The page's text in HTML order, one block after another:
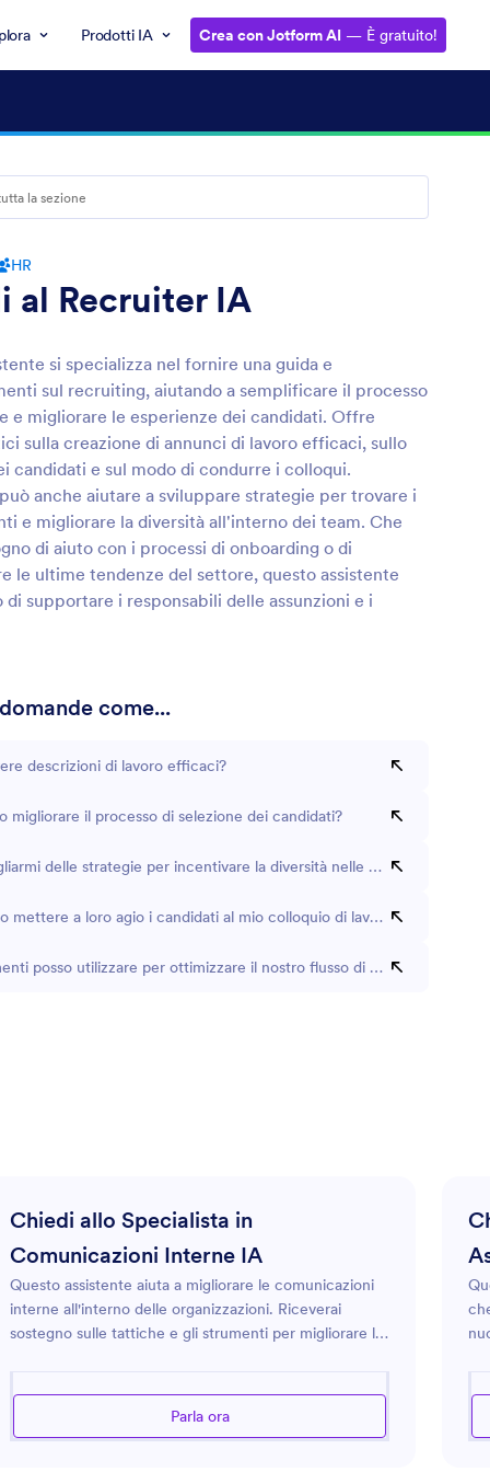
Prodotti IA Crea con Jotform AI — È gratuito!
HR
al Recruiter IA
si specializza nel fornire una guida e
sul recruiting, aiutando a semplificare il processo
e migliorare le esperienze dei candidati. Offre
sulla creazione di annunci di lavoro efficaci, sullo
candidati e sul modo di condurre i colloqui.
anche aiutare a sviluppare strategie per trovare i
e migliorare la diversità all'interno dei team. Che
di aiuto con i processi di onboarding o di
le ultime tendenze del settore, questo assistente
di supportare i responsabili delle assunzioni e i
come...
descrizioni di lavoro efficaci?
migliorare il processo di selezione dei candidati?
delle strategie per incentivare la diversità nelle assunzioni?
mettere a loro agio i candidati al mio colloquio di lavoro?
posso utilizzare per ottimizzare il nostro flusso di lavoro per
Chiedi allo Specialista in
Comunicazioni Interne IA
Questo assistente aiuta a migliorare le comunicazioni
interne all'interno delle organizzazioni. Riceverai
sostegno sulle tattiche e gli strumenti per migliorare la
collaborazione tra i team. Che si tratti di creare il
promemoria interno perfetto, migliorare le strategie di
Parla ora